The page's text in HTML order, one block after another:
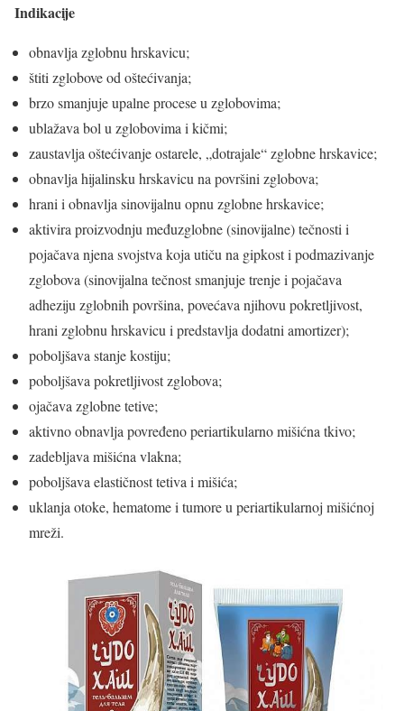
Indikacije
obnavlja zglobnu hrskavicu;
štiti zglobove od oštećivanja;
brzo smanjuje upalne procese u zglobovima;
ublažava bol u zglobovima i kičmi;
zaustavlja oštećivanje ostarele, „dotrajale“ zglobne hrskavice;
obnavlja hijalinsku hrskavicu na površini zglobova;
hrani i obnavlja sinovijalnu opnu zglobne hrskavice;
aktivira proizvodnju međuzglobne (sinovijalne) tečnosti i
pojačava njena svojstva koja utiču na gipkost i podmazivanje
zglobova (sinovijalna tečnost smanjuje trenje i pojačava
adheziju zglobnih površina, povećava njihovu pokretljivost,
hrani zglobnu hrskavicu i predstavlja dodatni amortizer);
poboljšava stanje kostiju;
poboljšava pokretljivost zglobova;
ojačava zglobne tetive;
aktivno obnavlja povređeno periartikularno mišićna tkivo;
zadebljava mišićna vlakna;
poboljšava elastičnost tetiva i mišića;
uklanja otoke, hematome i tumore u periartikularnoj mišićnoj
mreži.